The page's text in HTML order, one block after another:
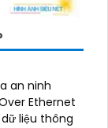
an ninh
Ethernet
liệu thông